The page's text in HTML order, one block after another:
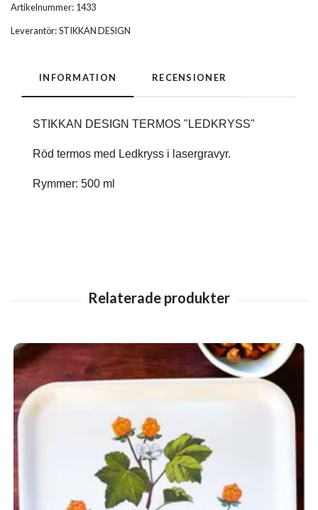
Artikelnummer: 1433
Leverantör:STIKKAN DESIGN
INFORMATION RECENSIONER
STIKKAN DESIGN TERMOS "LEDKRYSS"
Röd termos med Ledkryss i lasergravyr.
Rymmer: 500 ml